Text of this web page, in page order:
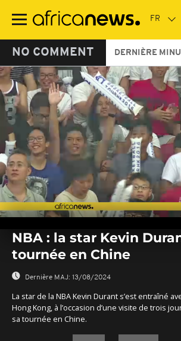
contenu
NO COMMENT DERNIÈRE
seconds
seconds
NBA : la star Kevin
tournée en Chine
Dernière MAJ: 13/08/2024
La star de la NBA Kevin Durant s’est entraîné
Hong Kong, à l’occasion d’une visite de trois
sa tournée en Chine.